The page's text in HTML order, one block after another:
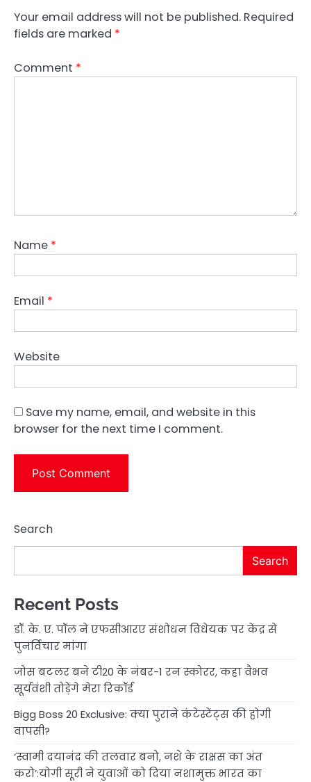
Your email address will not be published. Required
fields are marked *
Comment *
Name *
Email *
Website
Save my name, email, and website in this
browser for the next time I comment.
Search
Search
Recent Posts
डॉ. के. ए. पॉल ने एफसीआरए संशोधन विधेयक पर केंद्र से
पुनर्विचार मांगा
जोस बटलर बने टी20 के नंबर-1 रन स्कोरर, कहा वैभव
सूर्यवंशी तोड़ेंगे मेरा रिकॉर्ड
Bigg Boss 20 Exclusive: क्या पुराने कंटेस्टेंट्स की होगी
वापसी?
‘स्वामी दयानंद की तलवार बनो, नशे के राक्षस का अंत
करो’:योगी सूरी ने युवाओं को दिया नशामुक्त भारत का